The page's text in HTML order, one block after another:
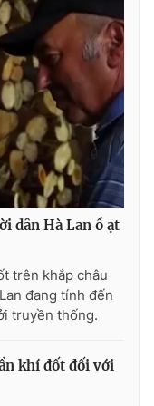
Nam
số 483/GP-BTTTT
dân Hà Lan ồ ạt
trên khắp châu
đang tính đến
truyền thống.
khí đốt đối với